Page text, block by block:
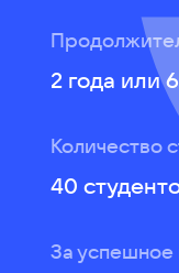
2 года или
Количество
40
За